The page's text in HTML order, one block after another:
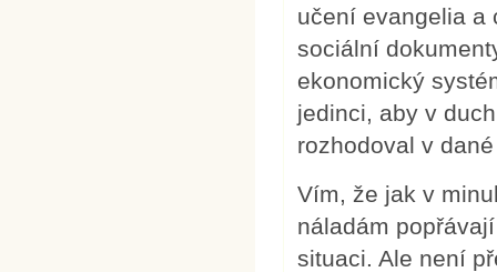
učení evangelia a
sociální
ekonomický
jedinci, aby v
rozhodoval v
Vím, že jak v
náladám
situaci. Ale není